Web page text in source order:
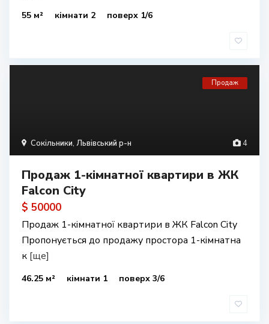
55 м² кімнати 2 поверх 1/6
4
Сокільники, Львівський р-н
Продаж
Продаж 1-кімнатної квартири в ЖК
Falcon City
$ 50000
Продаж 1-кімнатної квартири в ЖК Falcon City
Пропонується до продажу простора 1-кімнатна
к [ще]
46.25 м² кімнати 1 поверх 3/6